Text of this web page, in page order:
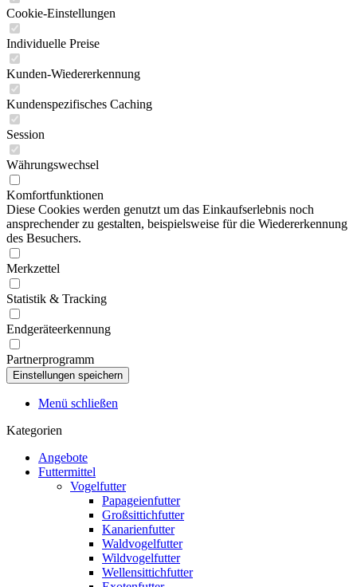
Cookie-Einstellungen
Individuelle Preise
Kunden-Wiedererkennung
Kundenspezifisches Caching
Session
Währungswechsel
Komfortfunktionen
Diese Cookies werden genutzt um das Einkaufserlebnis noch
ansprechender zu gestalten, beispielsweise für die Wiedererkennung
des Besuchers.
Merkzettel
Statistik & Tracking
Endgeräteerkennung
Partnerprogramm
Menü schließen
Kategorien
Angebote
Futtermittel
Vogelfutter
Papageienfutter
Großsittichfutter
Kanarienfutter
Waldvogelfutter
Wildvogelfutter
Wellensittichfutter